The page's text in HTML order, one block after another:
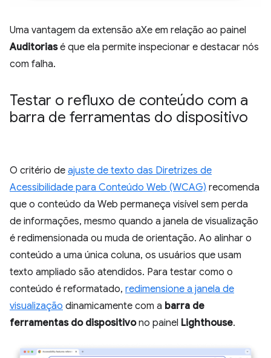
Uma vantagem da extensão aXe em relação ao painel
Auditoriasé que ela permite inspecionar e destacar nós
com falha.
Testar o refluxo de conteúdo com a
barra de ferramentas do dispositivo
O critério de ajuste de texto das Diretrizes de
Acessibilidade para Conteúdo Web (WCAG) recomenda
que o conteúdo da Web permaneça visível sem perda
de informações, mesmo quando a janela de visualização
é redimensionada ou muda de orientação. Ao alinhar o
conteúdo a uma única coluna, os usuários que usam
texto ampliado são atendidos. Para testar como o
conteúdo é reformatado, redimensione a janela de
visualização dinamicamente com a barra de
ferramentas do dispositivono painel Lighthouse.